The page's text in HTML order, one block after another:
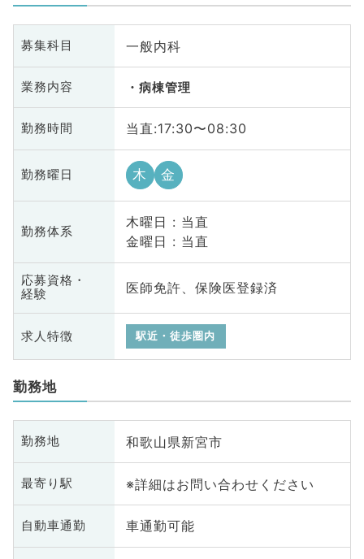
募集科目 一般内科
業務内容 病棟管理
勤務時間 当直:17:30〜08:30
勤務曜日 木 金
勤務体系
木曜日 : 当直
金曜日 : 当直
応募資格・
経験
医師免許、保険医登録済
求人特徴 駅近・徒歩圏内
勤務地
勤務地 和歌山県新宮市
最寄り駅 ※詳細はお問い合わせください
自動車通勤 車通勤可能